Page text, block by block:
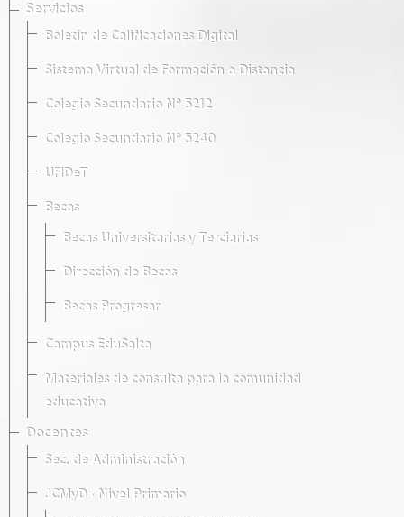
Servicios
Boletín de Calificaciones Digital
Sistema Virtual de Formación a Distancia
Colegio Secundario Nº 5212
Colegio Secundario Nº 5240
UFIDeT
Becas
Becas Universitarias y Terciarias
Dirección de Becas
Becas Progresar
Campus EduSalta
Materiales de consulta para la comunidad
educativa
Docentes
Sec. de Administración
JCMyD · Nivel Primario